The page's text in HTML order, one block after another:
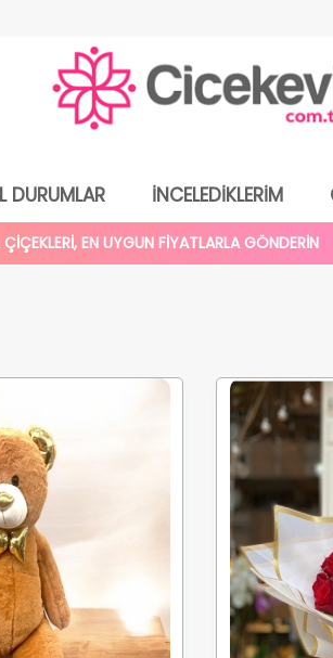
DURUMLAR İNCELEDİKLERİM
ÇİÇEKLERİ, EN UYGUN FİYATLARLA GÖNDERİN